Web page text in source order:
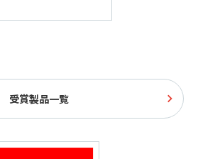
受賞製品一覧